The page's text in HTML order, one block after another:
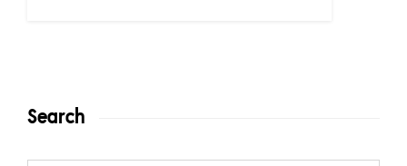
Search